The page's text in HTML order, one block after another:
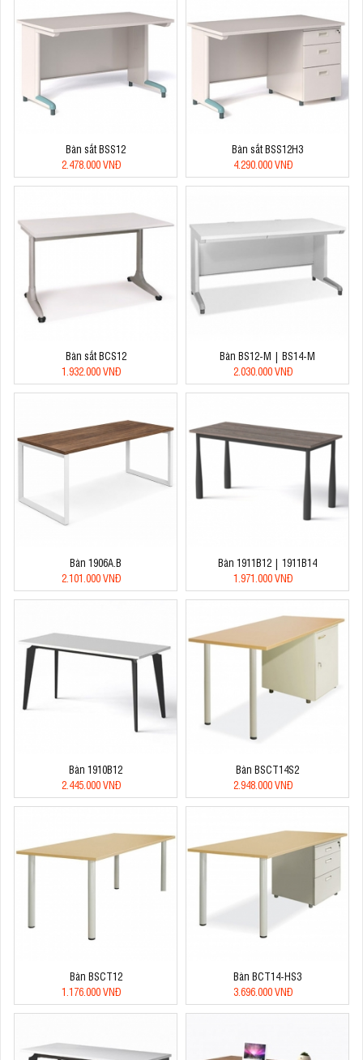
Bàn sắt BSS12
2.478.000 VNĐ
Bàn sắt BSS12H3
4.290.000 VNĐ
Bàn sắt BCS12
1.932.000 VNĐ
Bàn BS12-M | BS14-M
2.030.000 VNĐ
Bàn 1906A.B
2.101.000 VNĐ
Bàn 1911B12 | 1911B14
1.971.000 VNĐ
Bàn 1910B12
2.445.000 VNĐ
Bàn BSCT14S2
2.948.000 VNĐ
Bàn BSCT12
1.176.000 VNĐ
Bàn BCT14-HS3
3.696.000 VNĐ